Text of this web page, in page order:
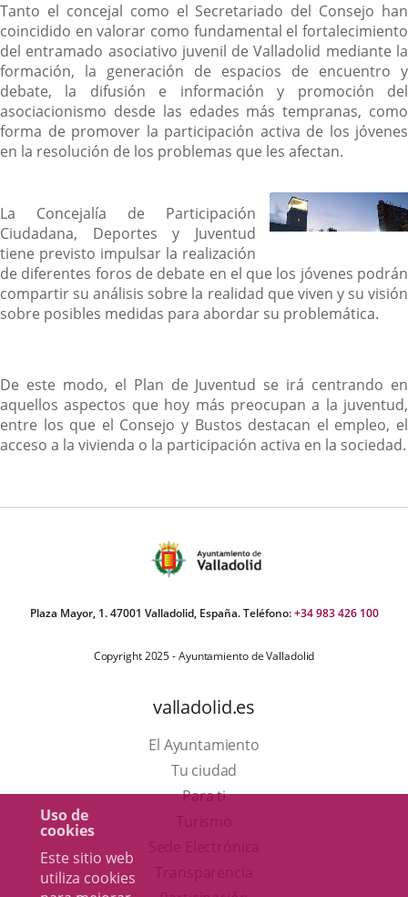
Uso de
cookies
Este sitio web
utiliza cookies
Tanto el concejal como el Secretariado del Consejo han
coincidido en valorar como fundamental el fortalecimiento
del entramado asociativo juvenil de Valladolid mediante la
formación, la generación de espacios de encuentro y
debate, la difusión e información y promoción del
asociacionismo desde las edades más tempranas, como
forma de promover la participación activa de los jóvenes
en la resolución de los problemas que les afectan.
La Concejalía de Participación
Ciudadana, Deportes y Juventud
tiene previsto impulsar la realización
de diferentes foros de debate en el que los jóvenes podrán
compartir su análisis sobre la realidad que viven y su visión
sobre posibles medidas para abordar su problemática.
De este modo, el Plan de Juventud se irá centrando en
aquellos aspectos que hoy más preocupan a la juventud,
entre los que el Consejo y Bustos destacan el empleo, el
acceso a la vivienda o la participación activa en la sociedad.
Plaza Mayor, 1. 47001 Valladolid, España. Teléfono:+34 983 426 100
Copyright 2025 - Ayuntamiento de Valladolid
valladolid.es
El Ayuntamiento
Tu ciudad
Para ti